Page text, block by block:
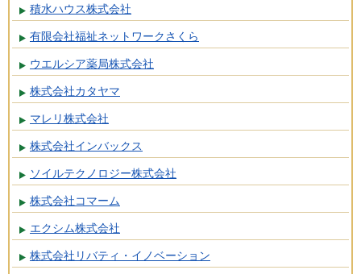
積水ハウス株式会社
有限会社福祉ネットワークさくら
ウエルシア薬局株式会社
株式会社カタヤマ
マレリ株式会社
株式会社インバックス
ソイルテクノロジー株式会社
株式会社コマーム
エクシム株式会社
株式会社リバティ・イノベーション